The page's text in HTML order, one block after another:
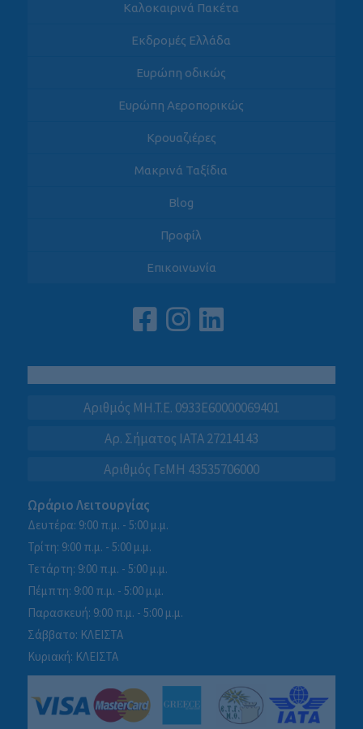
Καλοκαιρινά Πακέτα
Εκδρομές Ελλάδα
Ευρώπη οδικώς
Ευρώπη Αεροπορικώς
Κρουαζιέρες
Μακρινά Ταξίδια
Blog
Προφίλ
Επικοινωνία
Αριθμός MH.T.E. 0933E60000069401
Αρ. Σήματος IATA 27214143
Αριθμός ΓεΜΗ 43535706000
Ωράριο Λειτουργίας
Δευτέρα: 9:00 π.μ. - 5:00 μ.μ.
Τρίτη: 9:00 π.μ. - 5:00 μ.μ.
Τετάρτη: 9:00 π.μ. - 5:00 μ.μ.
Πέμπτη: 9:00 π.μ. - 5:00 μ.μ.
Παρασκευή: 9:00 π.μ. - 5:00 μ.μ.
Σάββατο: ΚΛΕΙΣΤΑ
Κυριακή: ΚΛΕΙΣΤΑ